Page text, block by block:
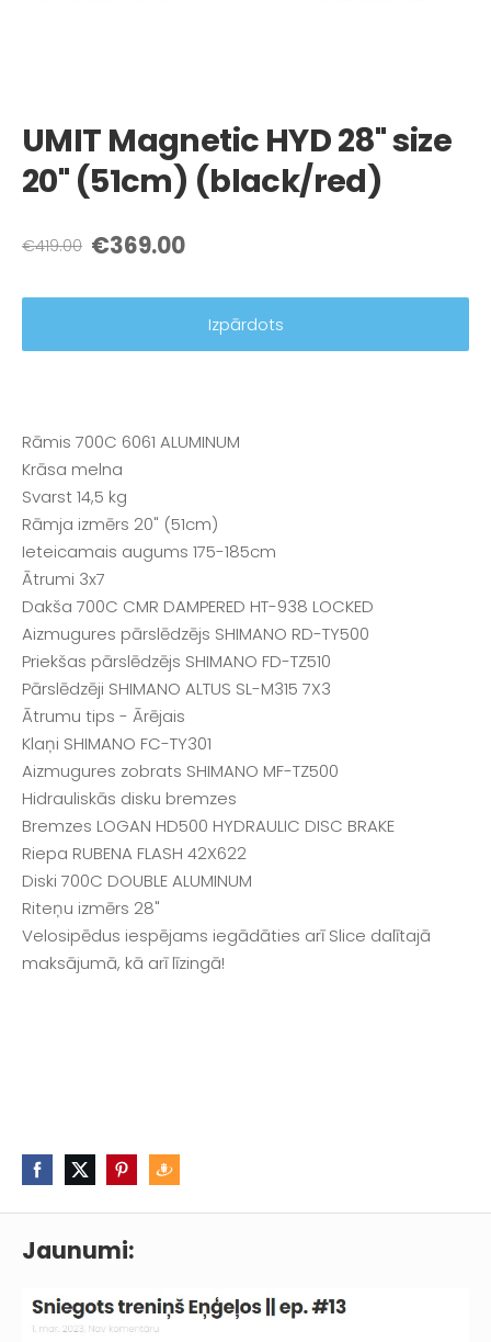
Jaunumi:
UMIT Magnetic HYD 28" size
20" (51cm) (black/red)
€419.00 €369.00
Izpārdots
Rāmis 700C 6061 ALUMINUM
Krāsa melna
Svarst 14,5 kg
Rāmja izmērs 20" (51cm)
Ieteicamais augums 175-185cm
Ātrumi 3x7
Dakša 700C CMR DAMPERED HT-938 LOCKED
Aizmugures pārslēdzējs SHIMANO RD-TY500
Priekšas pārslēdzējs SHIMANO FD-TZ510
Pārslēdzēji SHIMANO ALTUS SL-M315 7X3
Ātrumu tips - Ārējais
Klaņi SHIMANO FC-TY301
Aizmugures zobrats SHIMANO MF-TZ500
Hidrauliskās disku bremzes
Bremzes LOGAN HD500 HYDRAULIC DISC BRAKE
Riepa RUBENA FLASH 42X622
Diski 700C DOUBLE ALUMINUM
Riteņu izmērs 28"
Velosipēdus iespējams iegādāties arī Slice dalītajā
maksājumā, kā arī līzingā!